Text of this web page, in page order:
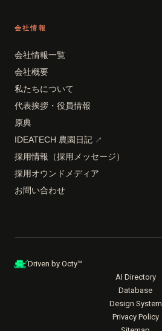
会社情報
会社情報一覧
会社概要
私たちについて
代表挨拶・役員情報
原典
IDEATECH 農園日記 ↗
採用情報（採用メッセージ）
採用オウンドメディア
お問い合わせ
Driven by Octy™
AI Directory
Database
Design System
Privacy Policy